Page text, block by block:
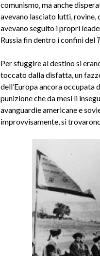
comunismo, ma anche
avevano lasciato lutti, rovine,
avevano seguito i propri
Russia fin dentro i confini del
Per sfuggire al destino si
toccato dalla disfatta, un
dell’Europa ancora occupata
punizione che da mesi li
avanguardie americane e
improvvisamente, si